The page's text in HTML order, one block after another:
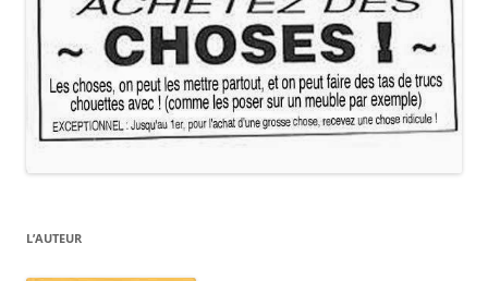
L’AUTEUR